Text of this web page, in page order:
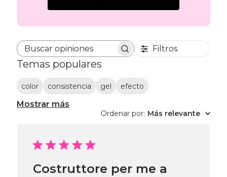
Buscar opiniones Filtros
Temas populares
color consistencia gel efecto
Mostrar más
Ordenar por: Más relevante
Costruttore per me a